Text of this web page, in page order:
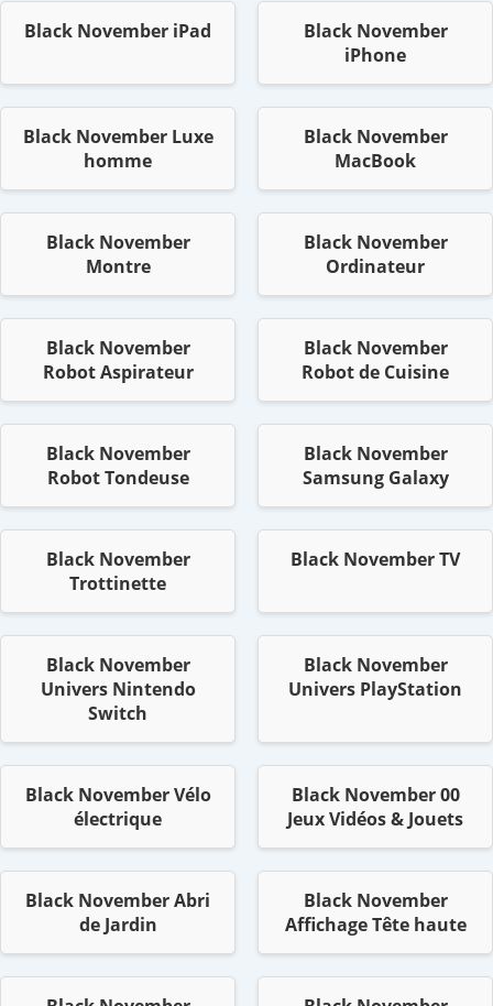
Black November iPad
Black November
iPhone
Black November Luxe
homme
Black November
MacBook
Black November
Montre
Black November
Ordinateur
Black November
Robot Aspirateur
Black November
Robot de Cuisine
Black November
Robot Tondeuse
Black November
Samsung Galaxy
Black November
Trottinette
Black November TV
Black November
Univers Nintendo
Switch
Black November
Univers PlayStation
Black November Vélo
électrique
Black November 00
Jeux Vidéos & Jouets
Black November Abri
de Jardin
Black November
Affichage Tête haute